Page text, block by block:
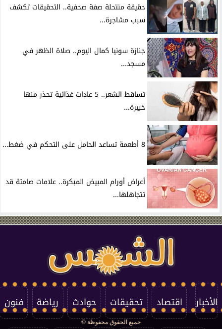
حقيقة منتحلة صفة صحفية.. التحقيقات تكشف
سبب مشاجرة...
جنازة سونيا كمال اليوم.. صلاة الظهر في
مسجد...
تساقط الشعر.. 5 عادات غذائية تحذر منها
خبيرة...
8 أطعمة تساعد الحامل على التحكم في ضغط...
أعراض أورام المبيض المبكرة.. علامات صامتة قد
تتجاهلها...
الأخبار اقتصاد تحقيقات حوادث رياضة فنون
جميع الحقوق محفوظة ©